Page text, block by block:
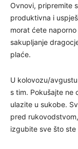
Ovnovi, pripremite
produktivna i
morat ćete
sakupljanje
plaće.
U kolovozu/
s tim. Pokušajte ne
ulazite u sukobe.
pred
izgubite sve što ste